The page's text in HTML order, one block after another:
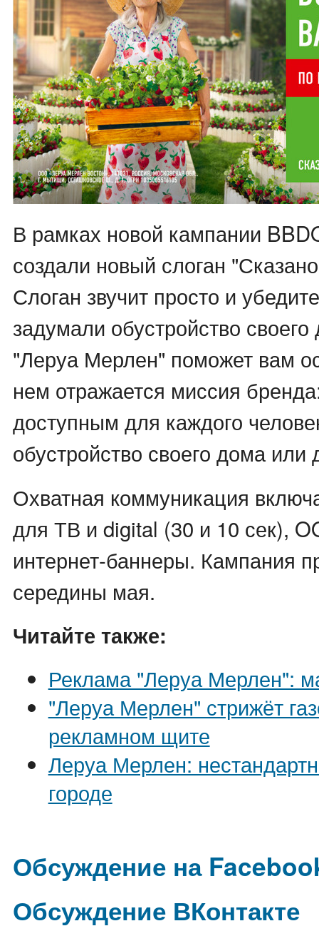
В рамках новой кампании
создали новый слоган
Слоган звучит просто и
задумали обустройство
"Леруа Мерлен" поможет вам
нем отражается миссия
доступным для каждого
обустройство своего дома или
Охватная коммуникация
для ТВ и digital (30 и 10 сек),
интернет-баннеры. Кампания
середины мая.
Читайте также:
Реклама "Леруа Мерлен":
"Леруа Мерлен" стрижёт
рекламном щите
Леруа Мерлен:
городе
Обсуждение на
Обсуждение ВКонтакте